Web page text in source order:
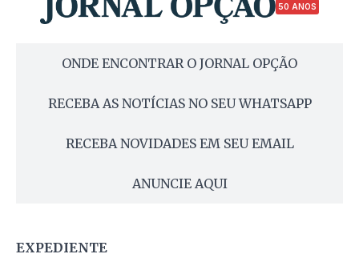
50 ANOS
ONDE ENCONTRAR O JORNAL OPÇÃO
RECEBA AS NOTÍCIAS NO SEU WHATSAPP
RECEBA NOVIDADES EM SEU EMAIL
ANUNCIE AQUI
EXPEDIENTE